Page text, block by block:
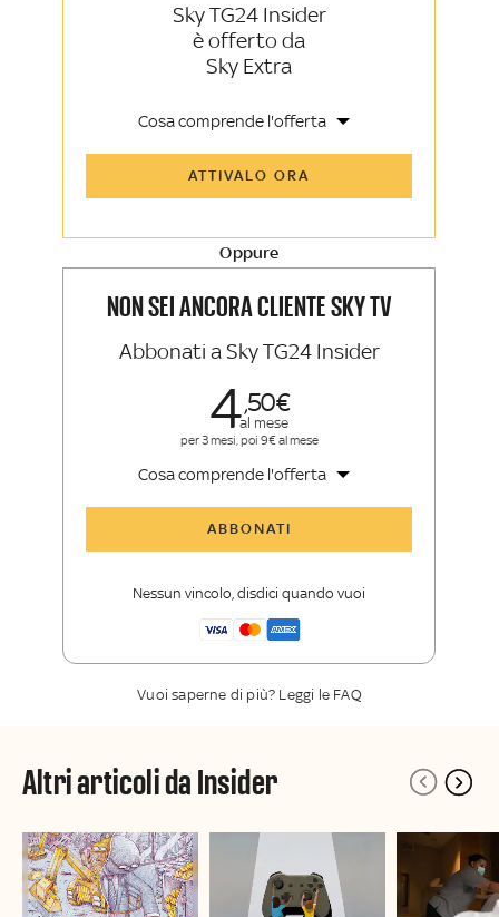
Sky TG24 Insider
è offerto da
Sky Extra
Cosa comprende l'offerta
Sky Sport Insider
La newsletter esclusiva di Sky TG24
ATTIVALO ORA
Oppure
NON SEI ANCORA CLIENTE SKY TV
Abbonati a Sky TG24 Insider
450
al mese
per 3 mesi, poi 9€ al mese
Cosa comprende l'offerta
ABBONATI
Nessun vincolo, disdici quando vuoi
Vuoi saperne di più? Leggi le FAQ
Altri articoli da Insider